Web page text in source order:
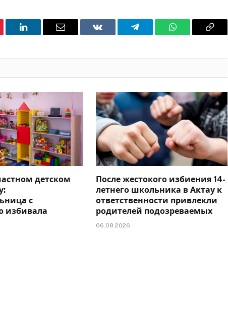
LinkedIn Email VKontakteTelegram WhatsAppCopy
детском
с
избивала
После жестокого избиения 14-
летнего школьника в Актау к
ответственности привлекли
родителей подозреваемых
06.08.2026